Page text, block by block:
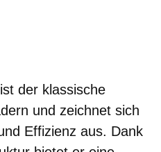
ist der klassische
und zeichnet sich
Effizienz aus. Dank